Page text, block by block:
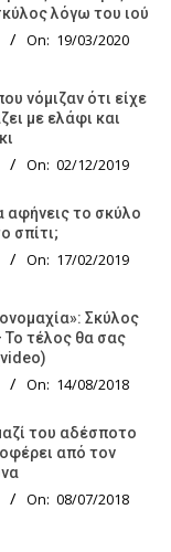
λόγω του ιού
On: 19/03/2020
νόμιζαν ότι είχε
με ελάφι και
On: 02/12/2019
αφήνεις το σκύλο
σπίτι;
On: 17/02/2019
Σκύλος
Το τέλος θα σας
On: 14/08/2018
του αδέσποτο
από τον
On: 08/07/2018